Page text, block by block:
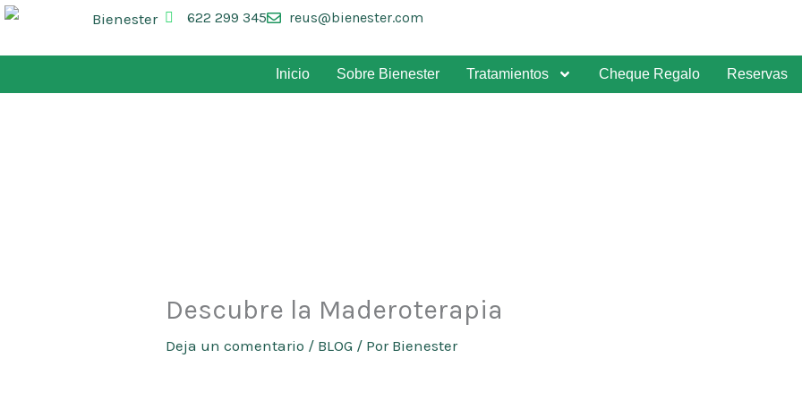
Ir
622 299 345 reus@bienester.com
Inicio Sobre Bienester Tratamientos Cheque Regalo Reservas
Descubre la Maderoterapia
Deja un comentario / BLOG / Por Bienester